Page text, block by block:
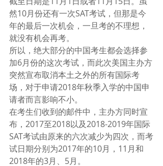
然10月份还有一次SAT考试，但那是今
年的最后一次机会，一旦考的不理想，
就没有机会再考。
所以，绝大部分的中国考生都会选择参
加6月份的这次考试，而此次美国主办方
突然宣布取消本土之外的所有国际考
场，对于申请2018年秋季入学的中国申
请者而言影响不小。
在考生们收到的邮件中，主办方同时宣
布，2017至2018以及2018-2019年国际
SAT考试由原来的六次减少为四次，而考
试日期分别为2017年的10月，11月和
2018年的3月、5月。